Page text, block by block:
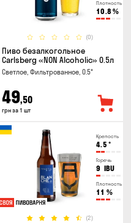
Плотность
10.8 %
(0)
Пиво безалкогольное
Carlsberg «NON Alcoholic» 0.5л
Светлое, Фильтрованное, 0.5°
49,50
грн за 1 шт
Крепость
4.5 °
Горечь
9 IBU
Плотность
11 %
(2)